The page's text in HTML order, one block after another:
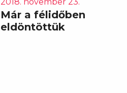
Már a félidőben
eldöntöttük